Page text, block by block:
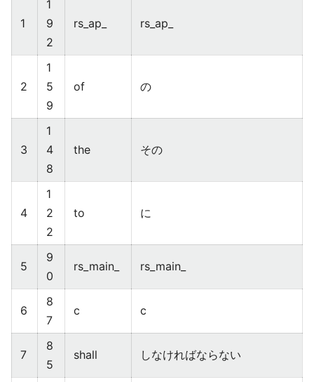
1
1
9
2
rs_ap_ rs_ap_
2
1
5
9
of の
3
1
4
8
the その
4
1
2
2
to に
5
9
0
rs_main_ rs_main_
6
8
7
c c
7
8
5
shall しなければならない